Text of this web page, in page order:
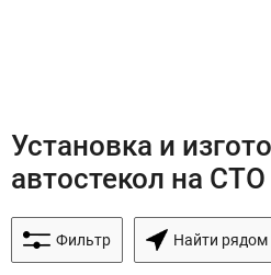
Установка и
автостекол на
Фильтр Найти рядом